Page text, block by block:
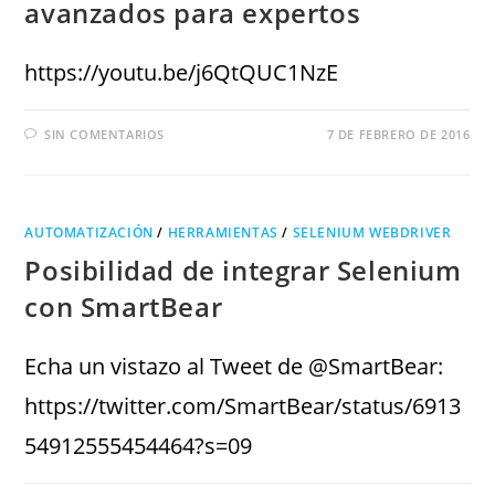
avanzados para expertos
https://youtu.be/j6QtQUC1NzE
SIN COMENTARIOS 7 DE FEBRERO DE 2016
AUTOMATIZACIÓN / HERRAMIENTAS / SELENIUM WEBDRIVER
Posibilidad de integrar Selenium
con SmartBear
Echa un vistazo al Tweet de @SmartBear:
https://twitter.com/SmartBear/status/6913
54912555454464?s=09